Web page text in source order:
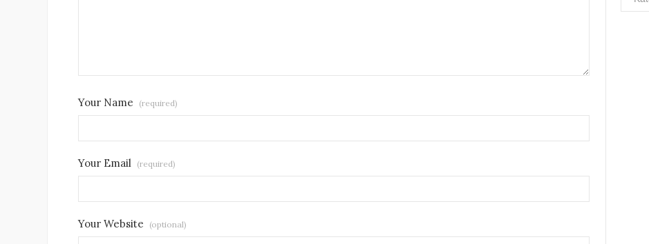
Your Name (required)
Your Email (required)
Your Website (optional)